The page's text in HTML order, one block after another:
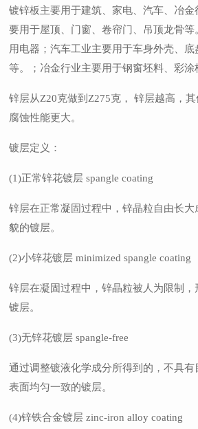
镀锌板主要用于建筑、家电、汽车、冶
要用于屋顶、门窗、卷帘门、吊顶龙骨
用电器；汽车工业主要用于车身外壳、底
等。；冶金行业主要用于钢窗坯料、彩涂
锌层从Z20克做到Z275克， 锌层越高，
腐蚀性能更大。
镀层定义：
(1)正常锌花镀层 spangle coating
锌层在正常凝固过程中，锌晶粒自由长
貌的镀层。
(2)小锌花镀层 minimized spangle coating
锌层在凝固过程中，锌晶粒被人为限制
镀层。
(3)无锌花镀层 spangle-free
通过调整镀液化学成分所得到的，不具有
表面均匀一致的镀层。
(4)锌铁合金镀层 zinc-iron alloy coating